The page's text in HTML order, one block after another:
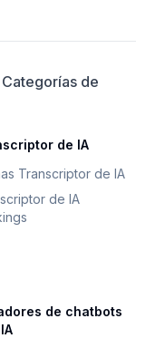
de
de IA
Transcriptor de IA
de IA
de chatbots